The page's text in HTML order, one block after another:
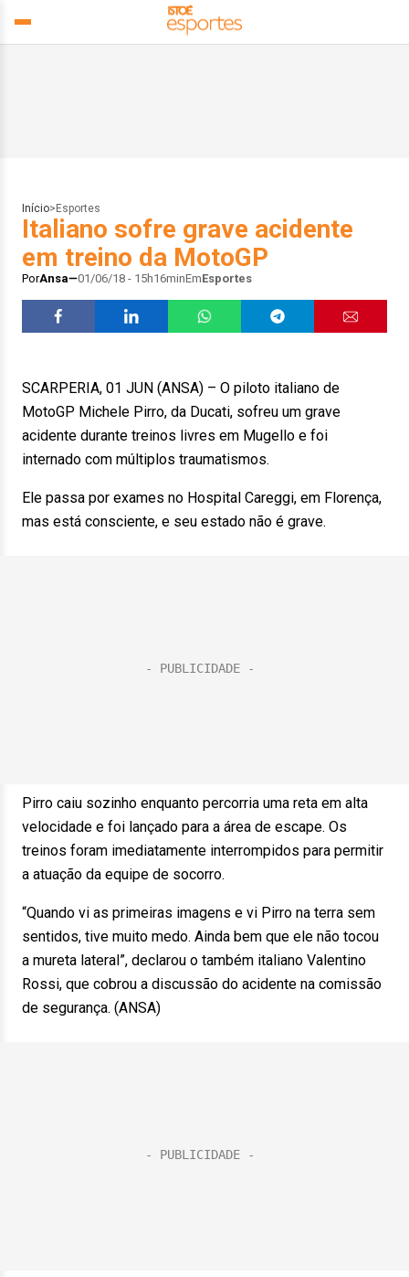
Início> Esportes
Italiano sofre grave acidente
em treino da MotoGP
PorAnsa 01/06/18 - 15h16minEmEsportes
SCARPERIA, 01 JUN (ANSA) – O piloto italiano de
MotoGP Michele Pirro, da Ducati, sofreu um grave
acidente durante treinos livres em Mugello e foi
internado com múltiplos traumatismos.
Ele passa por exames no Hospital Careggi, em Florença,
mas está consciente, e seu estado não é grave.
Pirro caiu sozinho enquanto percorria uma reta em alta
velocidade e foi lançado para a área de escape. Os
treinos foram imediatamente interrompidos para permitir
a atuação da equipe de socorro.
“Quando vi as primeiras imagens e vi Pirro na terra sem
sentidos, tive muito medo. Ainda bem que ele não tocou
a mureta lateral”, declarou o também italiano Valentino
Rossi, que cobrou a discussão do acidente na comissão
de segurança. (ANSA)